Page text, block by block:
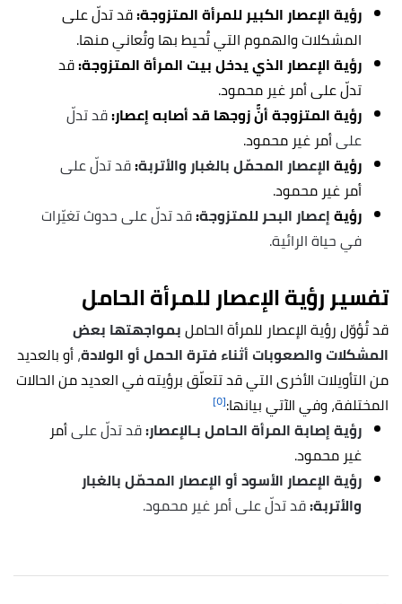
رؤية الإعصار الكبير للمرأة المتزوجة:قد تدلّ على
المشكلات والهموم التي تُحيط بها وتُعاني منها.
رؤية الإعصار الذي يدخل بيت المرأة المتزوجة:قد
تدلّ على أمر غير محمود.
رؤية المتزوجة أنََّ زوجها قد أصابه إعصار:قد تدلّ
علىأمر غير محمود.
رؤية الإعصار المحمّل بالغبار والأتربة:قد تدلّ على
أمر غير محمود.
رؤيةإعصار البحر للمتزوجة:قد تدلّ على حدوث تغيّرات
في حياة الرائية.
تفسير رؤية الإعصار للمرأة الحامل
قد تُؤوّل رؤيةالإعصار للمرأة الحاملبمواجهتها بعض
المشكلات والصعوبات أثناء فترة الحمل أو الولادة،أو بالعديد
من التأويلات الأخرى التي قد تتعلّق برؤيته في العديد من الحالات
المختلفة، وفي الآتي بيانها:[٥]
رؤية إصابة المرأة الحامل بـالإعصار:قد تدلّ علىأمر
غير محمود.
رؤية الإعصار الأسود أو الإعصار المحمّل بالغبار
والأتربة:قد تدلّ على أمر غير محمود.